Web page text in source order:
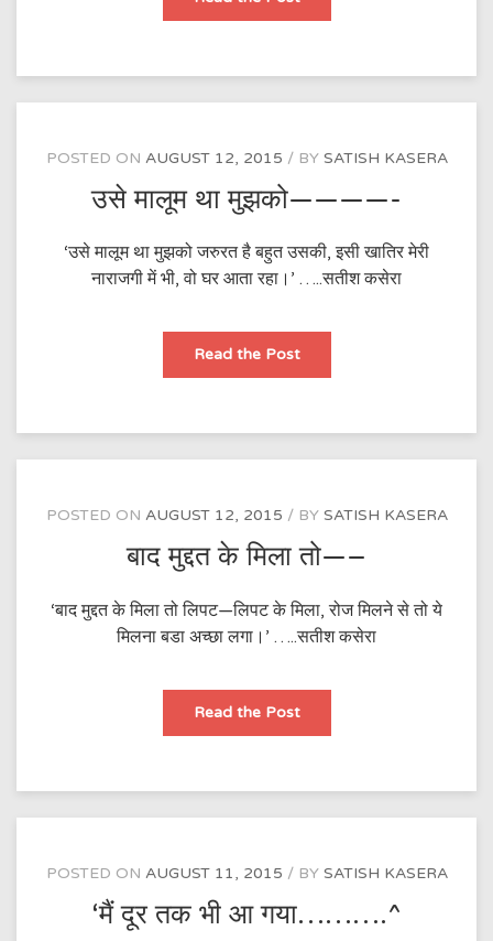
सी
किनारा
POSTED ON AUGUST 12, 2015 BY SATISH KASERA
उसे मालूम था मुझको————-
‘उसे मालूम था मुझको जरुरत है बहुत उसकी, इसी खातिर मेरी
नाराजगी में भी, वो घर आता रहा।’ …..सतीश कसेरा
Read the Postउसे
था
POSTED ON AUGUST 12, 2015 BY SATISH KASERA
बाद मुद्दत के मिला तो—–
‘बाद मुद्दत के मिला तो लिपट—लिपट के ​मिला, रोज मिलने से तो ये
मिलना बडा अच्छा लगा।’ …..सतीश कसेरा
Read the Postबाद
के
—–
POSTED ON AUGUST 11, 2015 BY SATISH KASERA
‘मैं दूर तक भी आ गया……….^